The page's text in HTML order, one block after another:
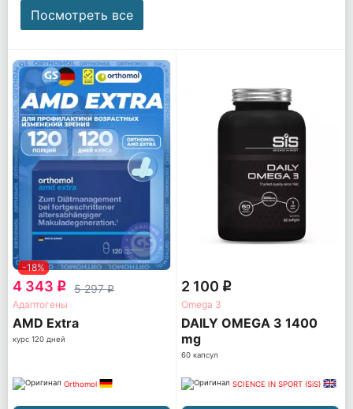
Посмотреть все
-18%
4 343 q 5 297q
Адаптогены
AМD Extra
курс 120 дней
Orthomol
2 100 q
Omega 3
DAILY OMEGA 3 1400
mg
60 капсул
SCIENCE IN SPORT (SiS)